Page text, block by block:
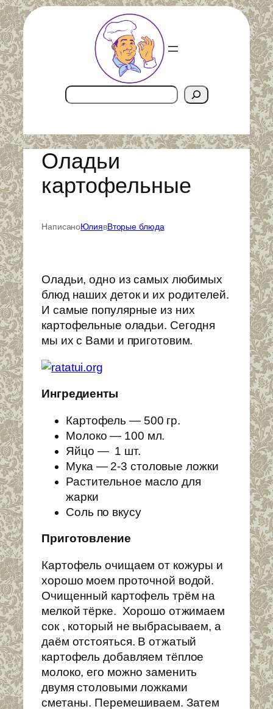
Перейти
к
содержимому
Поиск
Оладьи
картофельные
НаписаноЮлиявВторые блюда
Оладьи, одно из самых любимых
блюд наших деток и их родителей.
И самые популярные из них
картофельные оладьи. Сегодня
мы их с Вами и приготовим.
Ингредиенты
Картофель — 500 гр.
Молоко — 100 мл.
Яйцо — 1 шт.
Мука — 2-3 столовые ложки
Растительное масло для
жарки
Соль по вкусу
Приготовление
Картофель очищаем от кожуры и
хорошо моем проточной водой.
Очищенный картофель трём на
мелкой тёрке. Хорошо отжимаем
сок , который не выбрасываем, а
даём отстояться. В отжатый
картофель добавляем тёплое
молоко, его можно заменить
двумя столовыми ложками
сметаны. Перемешиваем. Затем